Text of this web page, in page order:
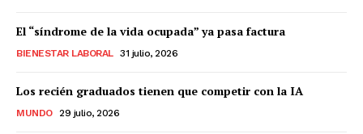
El “síndrome de la vida ocupada” ya pasa factura
BIENESTAR LABORAL 31 julio, 2026
Los recién graduados tienen que competir con la IA
MUNDO 29 julio, 2026